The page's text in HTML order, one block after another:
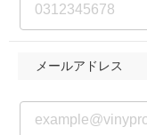
メールアドレス